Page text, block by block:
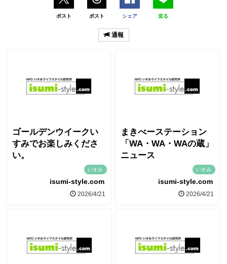
ポスト ポスト シェア 送る
通報
ゴールデンウイークい
すみでお楽しみくださ
い。
いすみ
isumi-style.com
2026/4/21
まきべーステーション
「WA・WA・WAの蔵」
ニュース
いすみ
isumi-style.com
2026/4/21